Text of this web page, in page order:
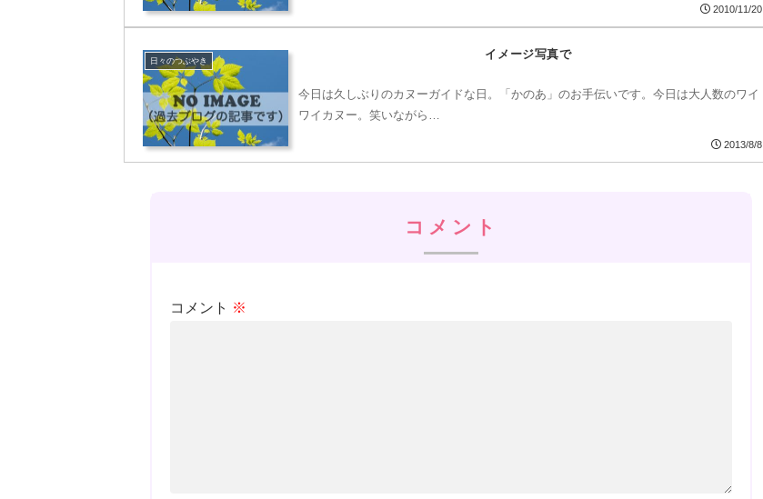
2010/11/20
日々のつぶやき
イメージ写真で
今日は久しぶりのカヌーガイドな日。「かのあ」のお手伝いです。今日は大人数のワイ
ワイカヌー。笑いながら…
2013/8/8
コメント
コメント ※